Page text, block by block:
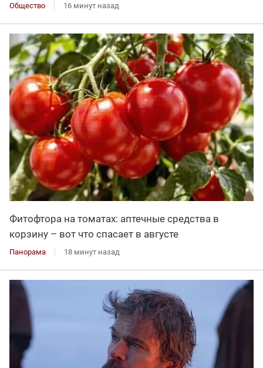
Общество 16 минут назад
Фитофтора на томатах: аптечные средства в
корзину – вот что спасает в августе
Панорама 18 минут назад